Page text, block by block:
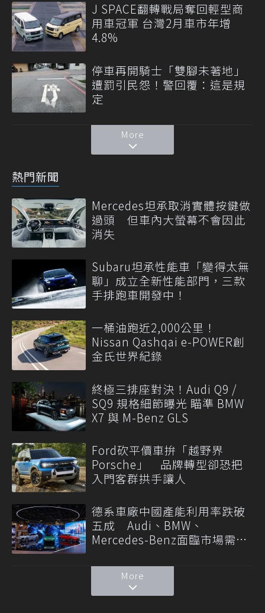
J SPACE翻轉戰局奪回輕型商
用車冠軍 台灣2月車市年增
4.8%
停車再開騎士「雙腳未著地」
遭罰引民怨！警回覆：這是規
定
More
熱門新聞
Mercedes坦承取消實體按鍵做
過頭 但車內大螢幕不會因此
消失
Subaru坦承性能車「變得太無
聊」成立全新性能部門，三款
手排跑車開發中！
一桶油跑近2,000公里！
Nissan Qashqai e-POWER創
金氏世界紀錄
終極三排座對決！Audi Q9 /
SQ9 規格細節曝光 瞄準 BMW
X7 與 M-Benz GLS
Ford砍平價車拚「越野界
Porsche」 品牌轉型卻恐把
入門客群拱手讓人
德系車廠中國產能利用率跌破
五成 Audi、BMW、
Mercedes-Benz面臨市場需求
More